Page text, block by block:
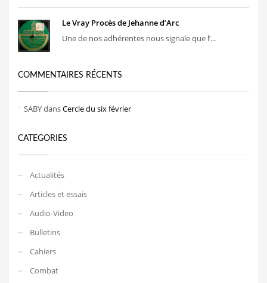
Le Vray Procès de Jehanne d’Arc
Une de nos adhérentes nous signale que l’...
COMMENTAIRES RÉCENTS
SABYdansCercle du six février
CATEGORIES
Actualités
Articles et essais
Audio-Video
Bulletins
Cahiers
Combat